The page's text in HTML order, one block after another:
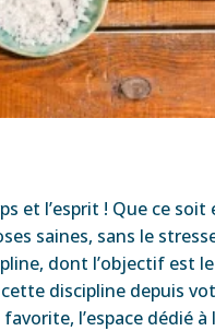
et l’esprit ! Que ce soit
saines, sans le
dont l’objectif est
discipline depuis
l’espace dédié à